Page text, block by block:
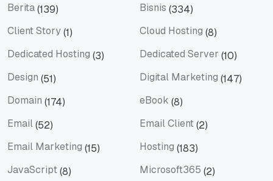
Berita(139) Bisnis (334)
Client Story(1) Cloud Hosting (8)
Dedicated Hosting (3) Dedicated Server (10)
Design (51) Digital Marketing (147)
Domain (174) eBook (8)
Email(52) Email Client(2)
Email Marketing (15) Hosting (183)
JavaScript(8) Microsoft365 (2)